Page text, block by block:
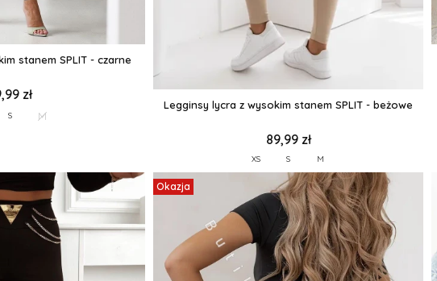
stanem SPLIT - czarne
zł
S M
Legginsy lycra z wysokim stanem SPLIT - beżowe
89,99 zł
XS S M
Okazja